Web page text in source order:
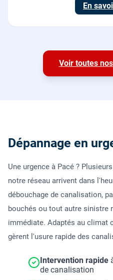
En
Voir toutes
Dépannage en
Une urgence à Pacé ?
notre réseau arrivent dans
débouchage de canalisation,
bouchés ou tout autre sinistre
immédiate. Adaptés au climat
gèrent l'usure rapide des
Intervention rapide
de canalisation